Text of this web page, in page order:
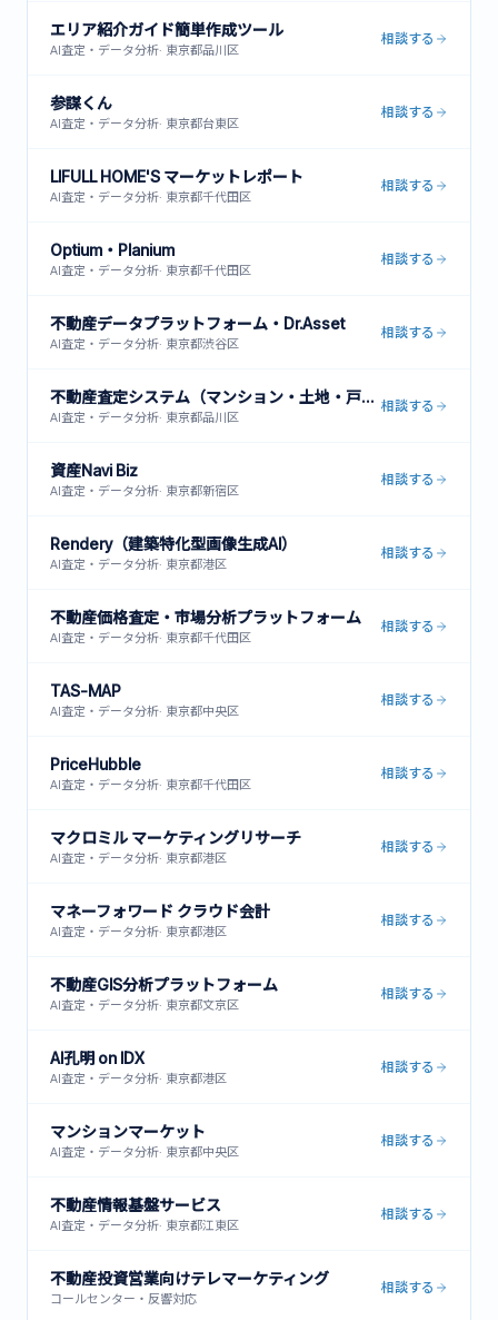
エリア紹介ガイド簡単作成ツール
AI査定・データ分析· 東京都品川区
相談する
参謀くん
AI査定・データ分析· 東京都台東区
相談する
LIFULL HOME'S マーケットレポート
AI査定・データ分析· 東京都千代田区
相談する
Optium・Planium
AI査定・データ分析· 東京都千代田区
相談する
不動産データプラットフォーム・Dr.Asset
AI査定・データ分析· 東京都渋谷区
相談する
不動産査定システム（マンション・土地・戸建対応）
AI査定・データ分析· 東京都品川区
相談する
資産Navi Biz
AI査定・データ分析· 東京都新宿区
相談する
Rendery（建築特化型画像生成AI）
AI査定・データ分析· 東京都港区
相談する
不動産価格査定・市場分析プラットフォーム
AI査定・データ分析· 東京都千代田区
相談する
TAS-MAP
AI査定・データ分析· 東京都中央区
相談する
PriceHubble
AI査定・データ分析· 東京都千代田区
相談する
マクロミル マーケティングリサーチ
AI査定・データ分析· 東京都港区
相談する
マネーフォワード クラウド会計
AI査定・データ分析· 東京都港区
相談する
不動産GIS分析プラットフォーム
AI査定・データ分析· 東京都文京区
相談する
AI孔明 on IDX
AI査定・データ分析· 東京都港区
相談する
マンションマーケット
AI査定・データ分析· 東京都中央区
相談する
不動産情報基盤サービス
AI査定・データ分析· 東京都江東区
相談する
不動産投資営業向けテレマーケティング
コールセンター・反響対応
相談する